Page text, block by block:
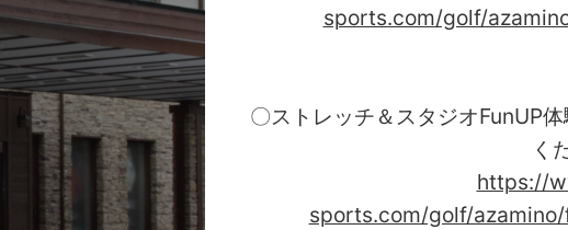
sports.com/golf/
〇ストレッチ＆スタジオFunUP
く
https://
sports.com/golf/